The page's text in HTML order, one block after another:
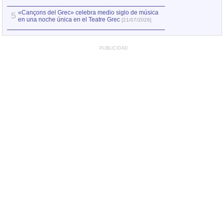
5 «Cançons del Grec» celebra medio siglo de música
en una noche única en el Teatre Grec [21/07/2026]
PUBLICIDAD